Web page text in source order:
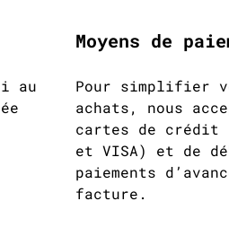
au
Moyens de
Pour simplifier
achats, nous
cartes de crédit
et VISA) et de
paiements
facture.